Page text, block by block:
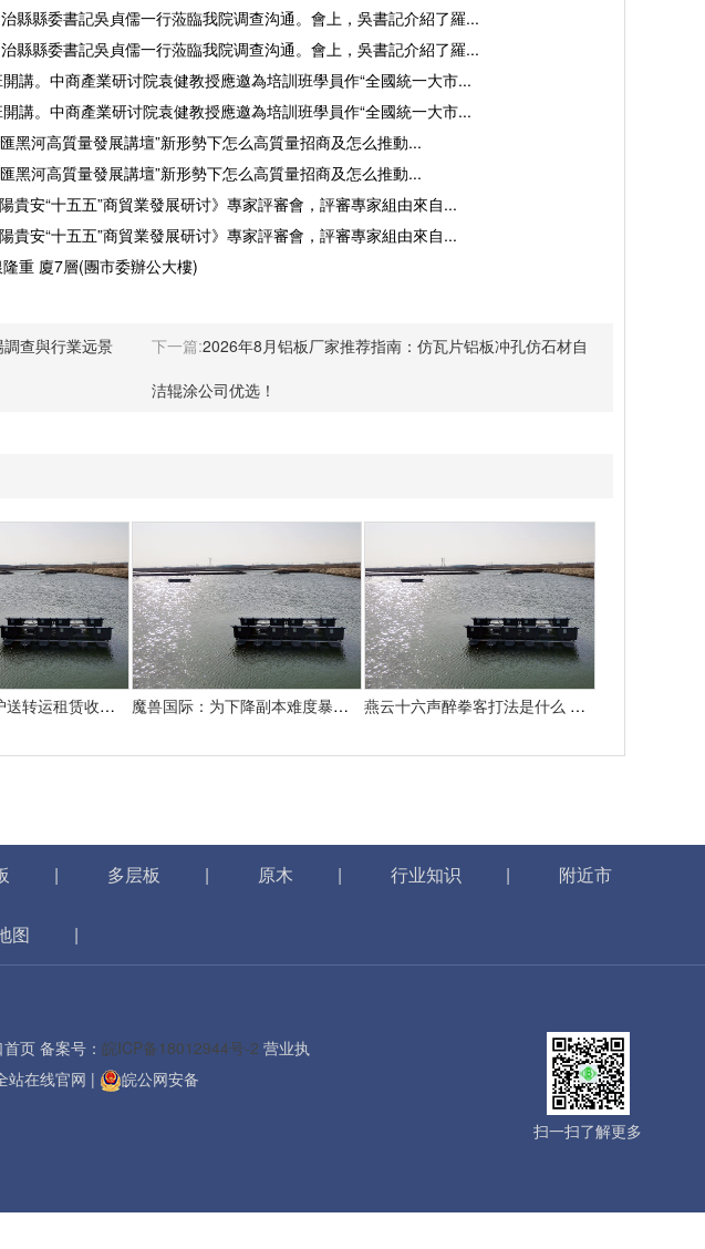
縣委書記吳貞儒一行蒞臨我院调查沟通。會上，吳書記介紹了羅...
縣委書記吳貞儒一行蒞臨我院调查沟通。會上，吳書記介紹了羅...
。中商產業研讨院袁健教授應邀為培訓班學員作“全國統一大市...
。中商產業研讨院袁健教授應邀為培訓班學員作“全國統一大市...
河高質量發展講壇”新形勢下怎么高質量招商及怎么推動...
河高質量發展講壇”新形勢下怎么高質量招商及怎么推動...
安“十五五”商貿業發展研讨》專家評審會，評審專家組由來自...
安“十五五”商貿業發展研讨》專家評審會，評審專家組由來自...
重 廈7層(團市委辦公大樓)
查與行業远景
下一篇:2026年8月铝板厂家推荐指南：仿瓦片铝板冲孔仿石材自
洁辊涂公司优选！
六盘水急救车护送转运租赁收费价目表-正规救护车出租最新排名一览 魔兽国际：为下降副本难度暴雪决议添加怪物50%血量 燕云十六声醉拳客打法是什么 悄悄告知你燕云十六声怎样打醉拳客
| 多层板 | 原木 | 行业知识 | 附近市
图 |
页 备案号： 皖ICP备18012944号-2 营业执
站在线官网 |
皖公网安备
扫一扫了解更多